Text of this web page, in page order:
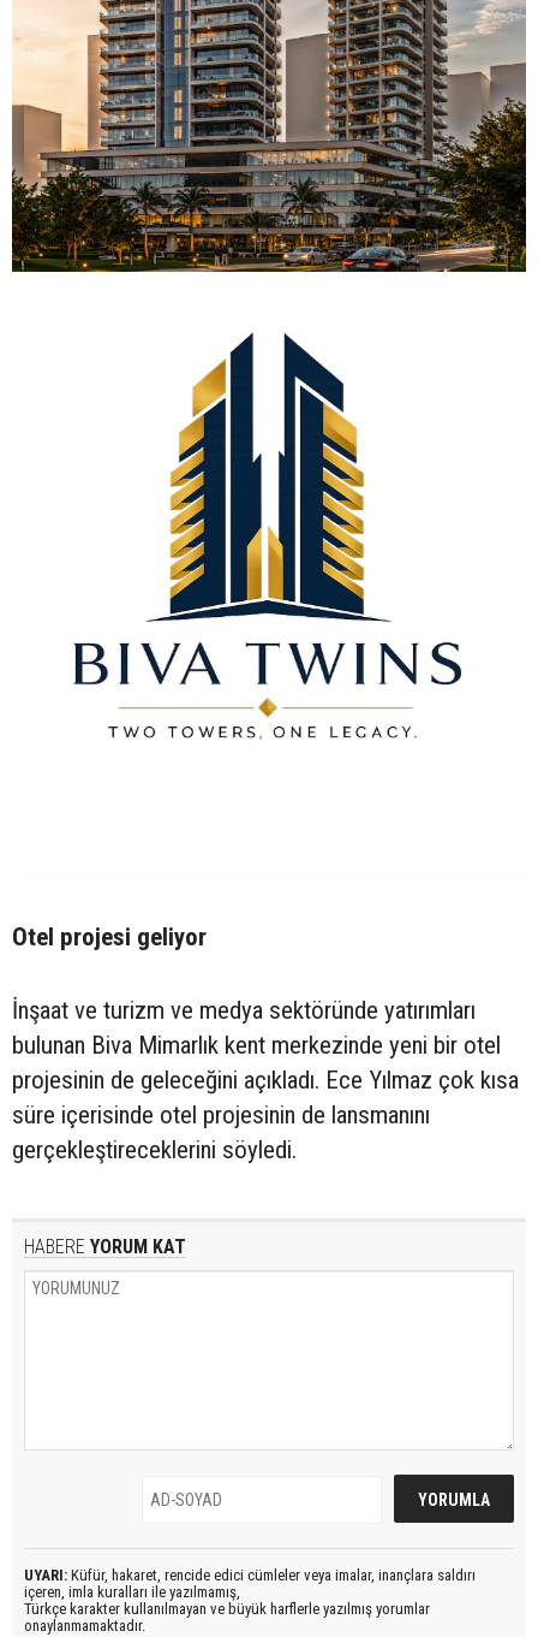
Otel projesi geliyor
İnşaat ve turizm ve medya sektöründe yatırımları
bulunan Biva Mimarlık kent merkezinde yeni bir otel
projesinin de geleceğini açıkladı. Ece Yılmaz çok kısa
süre içerisinde otel projesinin de lansmanını
gerçekleştireceklerini söyledi.
HABERE YORUM KAT
UYARI: Küfür, hakaret, rencide edici cümleler veya imalar, inançlara saldırı
içeren, imla kuralları ile yazılmamış,
Türkçe karakter kullanılmayan ve büyük harflerle yazılmış yorumlar
onaylanmamaktadır.